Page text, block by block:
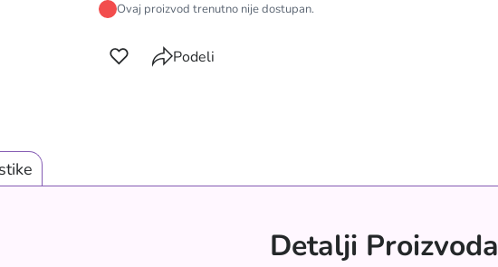
Ovaj proizvod trenutno nije dostupan.
Podeli
Detalji Proizvoda